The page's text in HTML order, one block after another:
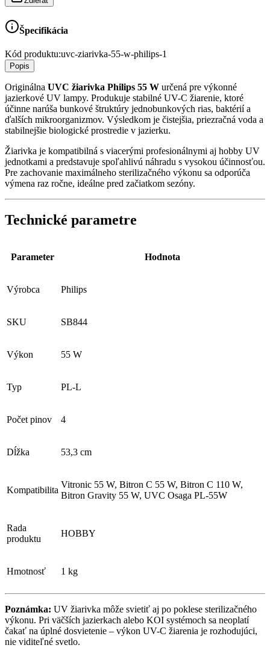
Špecifikácia
Kód produktu:uvc-ziarivka-55-w-philips-1
Popis
Originálna UVC žiarivka Philips 55 W určená pre výkonné
jazierkové UV lampy. Produkuje stabilné UV-C žiarenie, ktoré
účinne narúša bunkové štruktúry jednobunkových rias, baktérií a
ďalších mikroorganizmov. Výsledkom je čistejšia, priezračná voda a
stabilnejšie biologické prostredie v jazierku.
Žiarivka je kompatibilná s viacerými profesionálnymi aj hobby UV
jednotkami a predstavuje spoľahlivú náhradu s vysokou účinnosťou.
Pre zachovanie maximálneho sterilizačného výkonu sa odporúča
výmena raz ročne, ideálne pred začiatkom sezóny.
Technické parametre
Parameter Hodnota
Výrobca Philips
SKU SB844
Výkon 55 W
Typ PL-L
Počet pinov 4
Dĺžka 53,3 cm
Kompatibilita
Vitronic 55 W, Bitron C 55 W, Bitron C 110 W,
Bitron Gravity 55 W, UVC Osaga PL-55W
Rada
produktu
HOBBY
Hmotnosť 1 kg
Poznámka: UV žiarivka môže svietiť aj po poklese sterilizačného
výkonu. Pri väčších jazierkach alebo KOI systémoch sa neoplatí
čakať na úplné dosvietenie – výkon UV-C žiarenia je rozhodujúci,
nie viditeľné svetlo.